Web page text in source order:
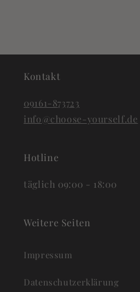
Kontakt
09161-873723
info@choose-yourself.de
Hotline
täglich 09:00 - 18:00
Weitere Seiten
Impressum
Datenschutzerklärung